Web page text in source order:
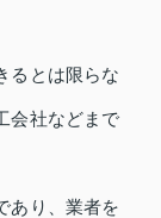
るとは限らな
会社などまで
あり、業者を